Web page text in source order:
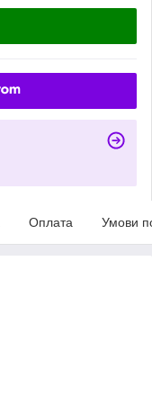
Оплата Умови